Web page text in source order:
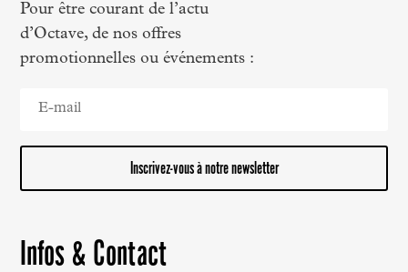
Pour être courant de l’actu
d’Octave, de nos offres
promotionnelles ou événements :
Inscrivez-vous à notre newsletter
Infos & Contact